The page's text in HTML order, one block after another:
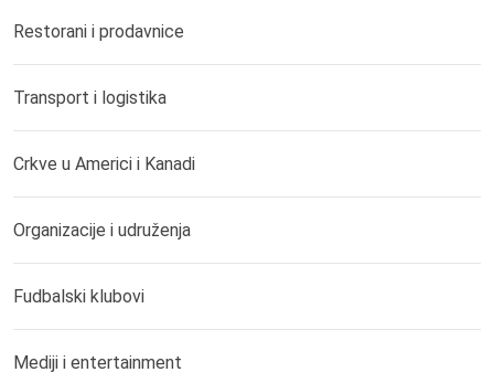
Restorani i prodavnice
Transport i logistika
Crkve u Americi i Kanadi
Organizacije i udruženja
Fudbalski klubovi
Mediji i entertainment